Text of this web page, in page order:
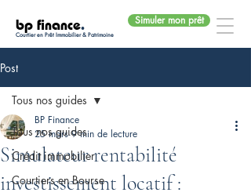
bp finance.
Courtier en Prêt Immobilier & Patrimoine
Simuler mon prêt
Post
Tous nos guides
Crédit immobilier
Courtiers en Bourse
Tous nos guides
Simulateur rentabilité
investissement locatif :
BP Finance
25 mars 9 min de lecture